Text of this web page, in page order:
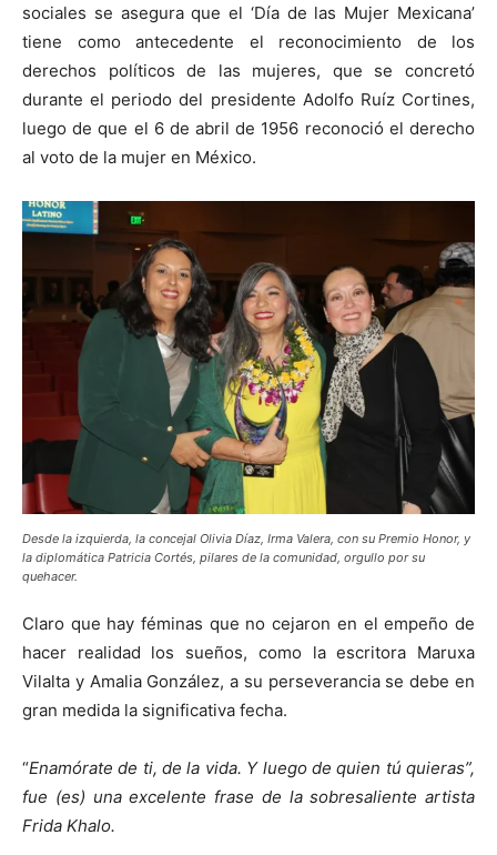
sociales se asegura que el ‘Día de las Mujer Mexicana’
tiene como antecedente el reconocimiento de los
derechos políticos de las mujeres, que se concretó
durante el periodo del presidente Adolfo Ruíz Cortines,
luego de que el 6 de abril de 1956 reconoció el derecho
al voto de la mujer en México.
Desde la izquierda, la concejal Olivia Díaz, Irma Valera, con su Premio Honor, y
la diplomática Patricia Cortés, pilares de la comunidad, orgullo por su
quehacer.
Claro que hay féminas que no cejaron en el empeño de
hacer realidad los sueños, como la escritora Maruxa
Vilalta y Amalia González, a su perseverancia se debe en
gran medida la significativa fecha.
“Enamórate de ti, de la vida. Y luego de quien tú quieras”,
fue (es) una excelente frase de la sobresaliente artista
Frida Khalo.